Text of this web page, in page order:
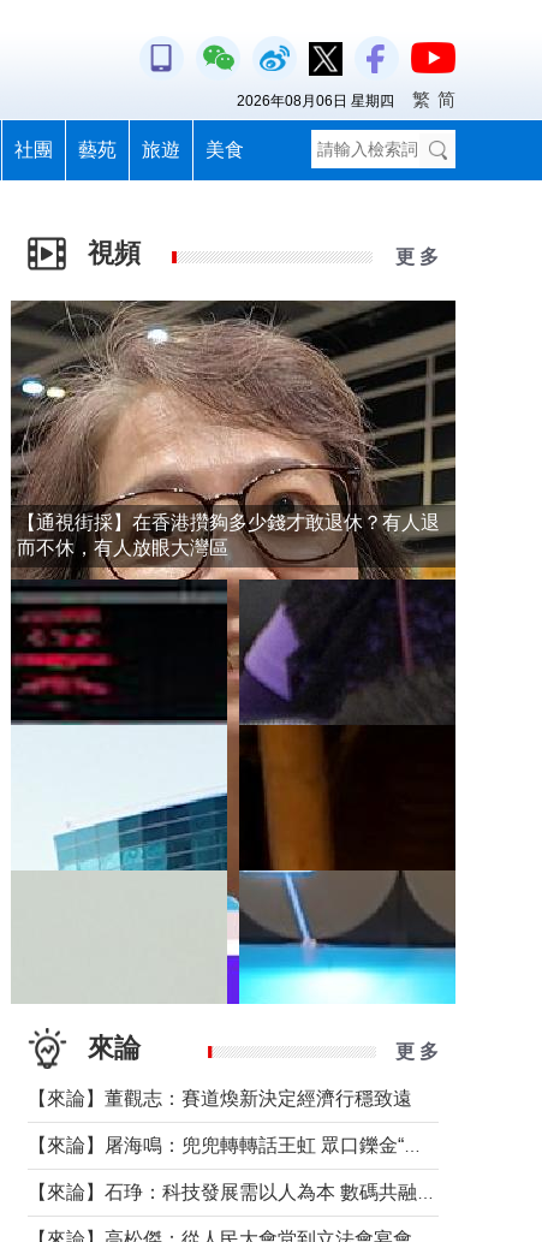
社團 藝苑 旅遊 美食
2026年08月06日 星期四 繁 简
視頻 更 多
【通視街採】在香港攢夠多少錢才敢退休？有人退
而不休，有人放眼大灣區
來論 更 多
【來論】董觀志：賽道煥新決定經濟行穩致遠